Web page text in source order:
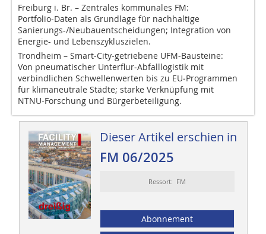
Freiburg i. Br. – Zentrales kommunales FM:
Portfolio‑Daten als Grundlage für ­nachhaltige
Sanierungs-/Neubauentscheidungen; ­Integration von
Energie- und Lebens­zykluszielen.
Trondheim – Smart‑City‑getriebene UFM‑Bausteine:
Von pneumatischer Unterflur‑Abfalllogistik mit
verbindlichen Schwellenwerten bis zu EU‑Programmen
für klimaneutrale Städte; starke Verknüpfung mit
NTNU‑Forschung und Bürgerbeteiligung.
Dieser Artikel erschien in
FM 06/2025
Ressort: FM
Abonnement